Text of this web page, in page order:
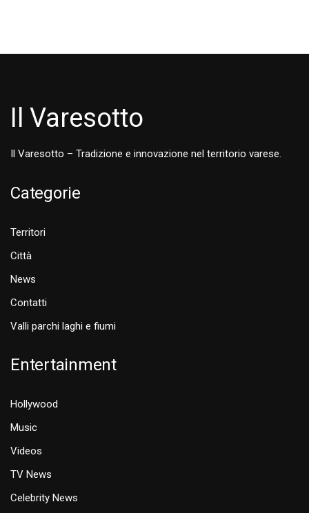
Il Varesotto
Il Varesotto – Tradizione e innovazione nel territorio varese.
Categorie
Territori
Città
News
Contatti
Valli parchi laghi e fiumi
Entertainment
Hollywood
Music
Videos
TV News
Celebrity News